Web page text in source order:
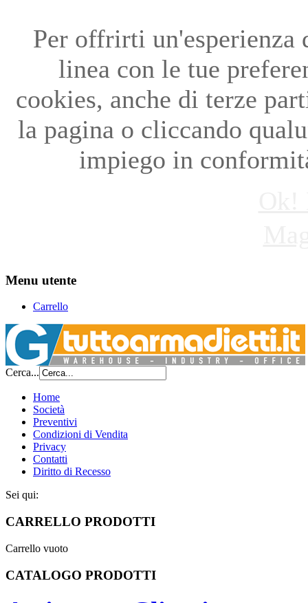
Per offrirti un'esperienza
linea con le tue
cookies, anche di terze
la pagina o cliccando
impiego in
Menu utente
Carrello
Cerca...
Home
Società
Preventivi
Condizioni di Vendita
Privacy
Contatti
Diritto di Recesso
Sei qui:
CARRELLO PRODOTTI
Carrello vuoto
CATALOGO PRODOTTI